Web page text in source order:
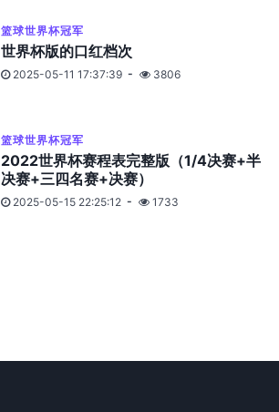
篮球世界杯冠军
世界杯版的口红档次
2025-05-11 17:37:39 3806
篮球世界杯冠军
2022世界杯赛程表完整版（1/4决赛+半
决赛+三四名赛+决赛）
2025-05-15 22:25:12 1733